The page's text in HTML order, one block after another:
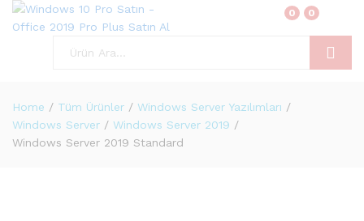
0 0
Home / Tüm Ürünler / Windows Server Yazılımları /
Windows Server / Windows Server 2019 /
Windows Server 2019 Standard